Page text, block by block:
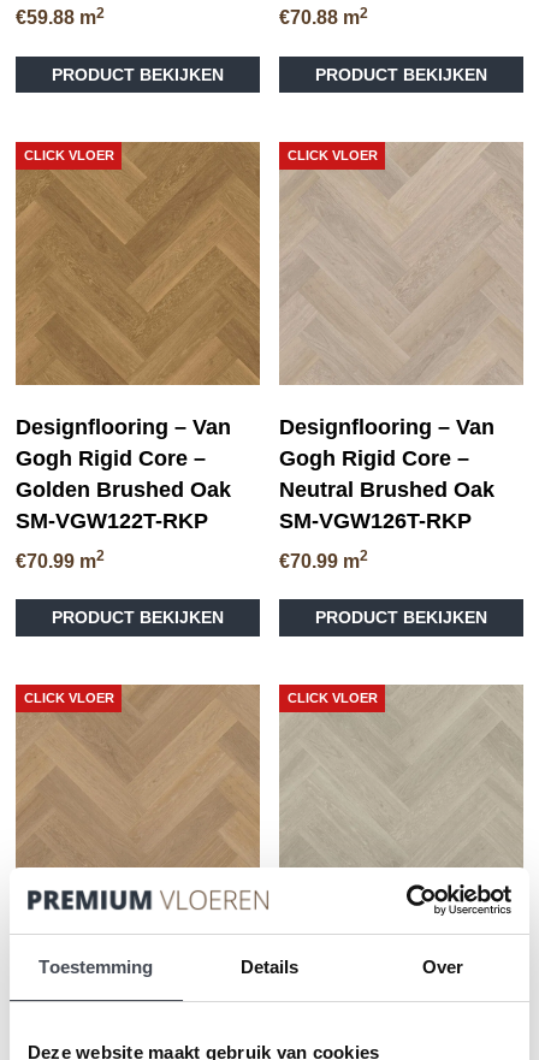
Toestemming Details Over
Deze website maakt gebruik van cookies
€59.88 m2
PRODUCT BEKIJKEN
€70.88 m2
PRODUCT BEKIJKEN
CLICK VLOER
Designflooring – Van
Gogh Rigid Core –
Golden Brushed Oak
SM-VGW122T-RKP
€70.99 m2
PRODUCT BEKIJKEN
CLICK VLOER
Designflooring – Van
Gogh Rigid Core –
Neutral Brushed Oak
SM-VGW126T-RKP
€70.99 m2
PRODUCT BEKIJKEN
CLICK VLOER
Designflooring – Van
Gogh Rigid Core –
CLICK VLOER
Designflooring – Van
Gogh Rigid Core –